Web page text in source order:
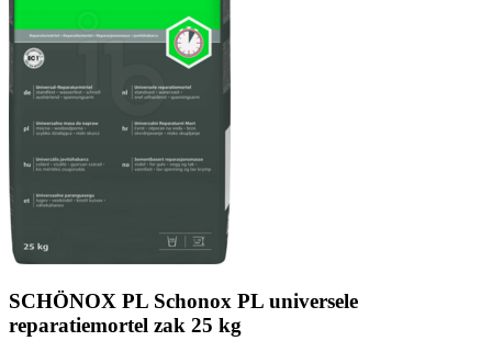
SCHÖNOX PL Schonox PL universele
reparatiemortel zak 25 kg